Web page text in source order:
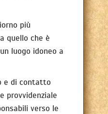
più
quello che è
luogo idoneo a
e di contatto
provvidenziale
verso le